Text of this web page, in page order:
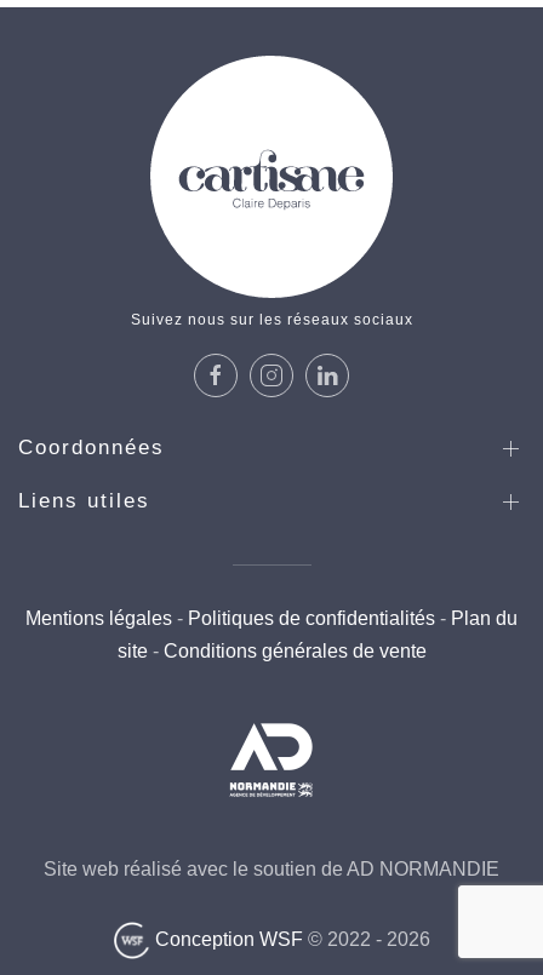
Suivez nous sur les réseaux sociaux
Coordonnées
Liens utiles
Mentions légales - Politiques de confidentialités - Plan du
site-Conditions générales de vente
Site web réalisé avec le soutien de AD NORMANDIE
Conception WSF © 2022 - 2026